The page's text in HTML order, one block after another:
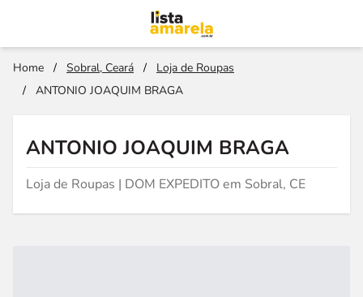
Home / Sobral, Ceará /
Loja de Roupas
/
ANTONIO JOAQUIM BRAGA
ANTONIO JOAQUIM BRAGA
Loja de Roupas | DOM EXPEDITO em Sobral, CE